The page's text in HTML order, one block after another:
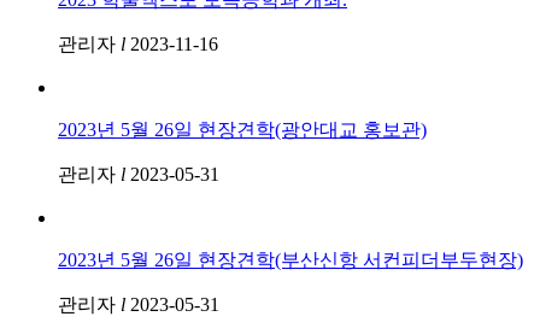
관리자 l 2023-11-16
2023년 5월 26일 현장견학(광안대교 홍보관)
관리자 l 2023-05-31
2023년 5월 26일 현장견학(부산신항 서컨피더부두현장)
관리자 l 2023-05-31